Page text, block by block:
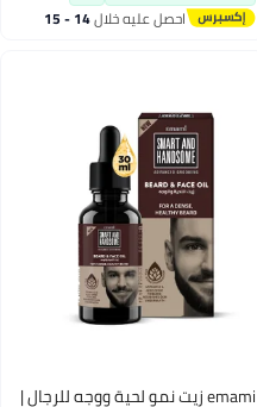
احصل عليه خلال 14 - 15
emami زيت نمو لحية ووجه للرجال |